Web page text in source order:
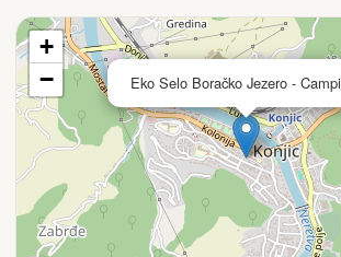
Eko Selo Boračko Jezero -
+
−